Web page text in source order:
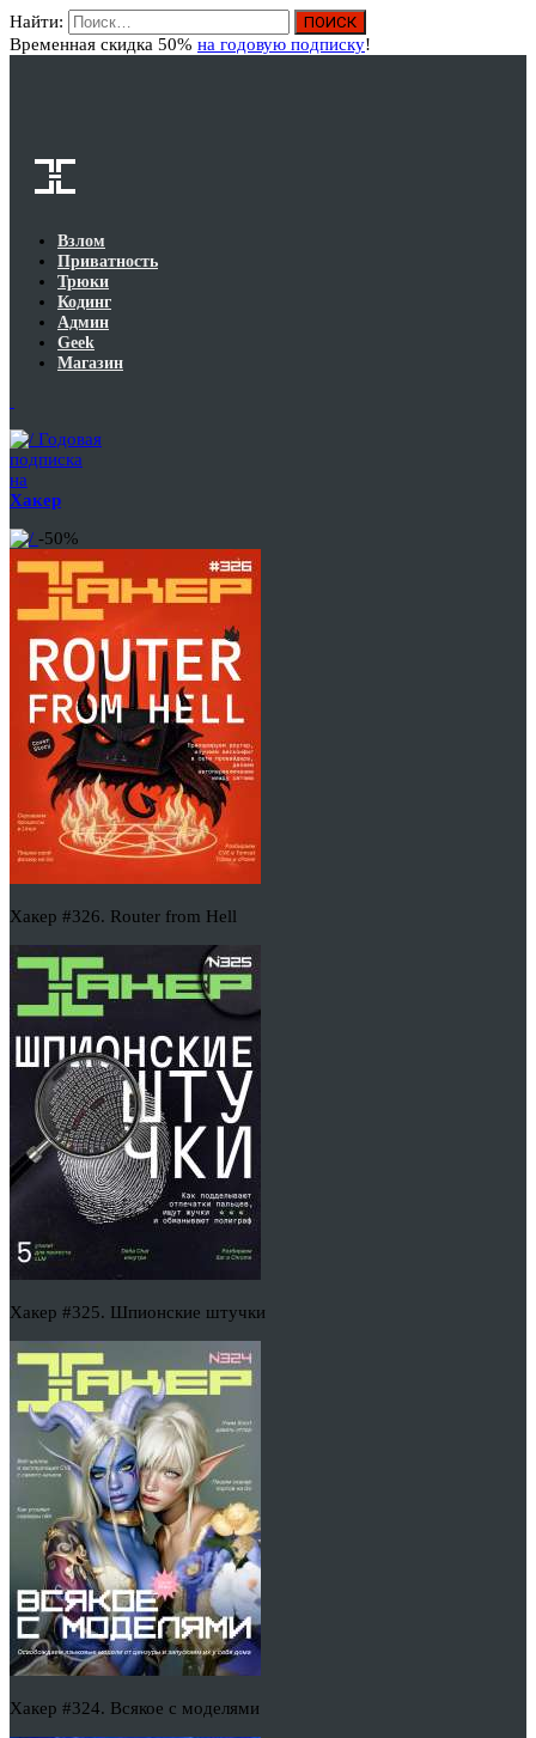
Найти:
Временная скидка 50% на годовую подписку!
Взлом
Приватность
Трюки
Кодинг
Админ
Geek
Магазин
Годовая
подписка
на
Хакер
-50%
Хакер #326. Router from Hell
Хакер #325. Шпионские штучки
Хакер #324. Всякое с моделями